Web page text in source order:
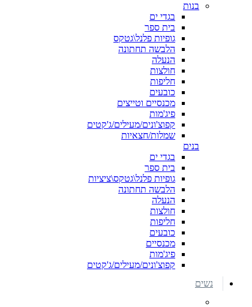
בנות
בגדי ים
בית ספר
גופיות פלנל\גטקס
הלבשה תחתונה
הנעלה
חולצות
חליפות
כובעים
מכנסיים וטייצים
פיג'מות
קפוצ'ונים/מעילים/ג'קטים
שמלות/חצאיות
בנים
בגדי ים
בית ספר
גופיות פלנל\גטקס\ציציות
הלבשה תחתונה
הנעלה
חולצות
חליפות
כובעים
מכנסיים
פיג'מות
קפוצ'ונים/מעילים/ג'קטים
נשים